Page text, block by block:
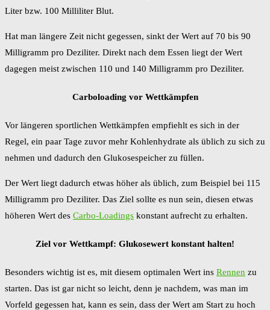
Liter bzw. 100 Milliliter Blut.
Hat man längere Zeit nicht gegessen, sinkt der Wert auf 70 bis 90
Milligramm pro Deziliter. Direkt nach dem Essen liegt der Wert
dagegen meist zwischen 110 und 140 Milligramm pro Deziliter.
Carboloading vor Wettkämpfen
Vor längeren sportlichen Wettkämpfen empfiehlt es sich in der
Regel, ein paar Tage zuvor mehr Kohlenhydrate als üblich zu sich zu
nehmen und dadurch den Glukosespeicher zu füllen.
Der Wert liegt dadurch etwas höher als üblich, zum Beispiel bei 115
Milligramm pro Deziliter. Das Ziel sollte es nun sein, diesen etwas
höheren Wert des Carbo-Loadings konstant aufrecht zu erhalten.
Ziel vor Wettkampf: Glukosewert konstant halten!
Besonders wichtig ist es, mit diesem optimalen Wert ins Rennen zu
starten. Das ist gar nicht so leicht, denn je nachdem, was man im
Vorfeld gegessen hat, kann es sein, dass der Wert am Start zu hoch